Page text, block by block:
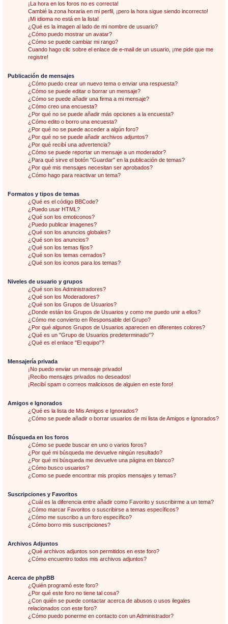
¡La hora en los foros no es correcta!
Cambié la zona horaria en mi perfil, ¡pero la hora sigue siendo incorrecto!
¡Mi idioma no está en la lista!
¿Qué es la imagen al lado de mi nombre de usuario?
¿Cómo puedo mostrar un avatar?
¿Cómo se puede cambiar mi rango?
Cuando hago clic sobre el enlace de e-mail de un usuario, ¡me pide que me
registre!
Publicación de mensajes
¿Cómo puedo crear un nuevo tema o enviar una respuesta?
¿Cómo se puede editar o borrar un mensaje?
¿Cómo se puede añadir una firma a mi mensaje?
¿Cómo creo una encuesta?
¿Por qué no se puede añadir más opciones a la encuesta?
¿Cómo edito o borro una encuesta?
¿Por qué no se puede acceder a algún foro?
¿Por qué no se puede añadir archivos adjuntos?
¿Por qué recibí una advertencia?
¿Cómo se puede reportar un mensaje a un moderador?
¿Para qué sirve el botón "Guardar" en la publicación de temas?
¿Por qué mis mensajes necesitan ser aprobados?
¿Cómo hago para reactivar un tema?
Formatos y tipos de temas
¿Qué es el código BBCode?
¿Puedo usar HTML?
¿Qué son los emoticonos?
¿Puedo publicar imagenes?
¿Qué son los anuncios globales?
¿Qué son los anuncios?
¿Qué son los temas fijos?
¿Qué son los temas cerrados?
¿Qué son los iconos para los temas?
Niveles de usuario y grupos
¿Qué son los Administradores?
¿Qué son los Moderadores?
¿Qué son los Grupos de Usuarios?
¿Donde están los Grupos de Usuarios y como me puedo unir a ellos?
¿Cómo me convierto en Responsable del Grupo?
¿Por qué algunos Grupos de Usuarios aparecen en diferentes colores?
¿Qué es un "Grupo de Usuarios predeterminado"?
¿Qué es el enlace "El equipo"?
Mensajería privada
¡No puedo enviar un mensaje privado!
¡Recibo mensajes privados no deseados!
¡Recibí spam o correos maliciosos de alguien en este foro!
Amigos e Ignorados
¿Qué es la lista de Mis Amigos e Ignorados?
¿Cómo se puede añadir o borrar usuarios de mi lista de Amigos e Ignorados?
Búsqueda en los foros
¿Cómo se puede buscar en uno o varios foros?
¿Por qué mi búsqueda me devuelve ningún resultado?
¿Por qué mi búsqueda me devuelve una página en blanco?
¿Cómo busco usuarios?
¿Como se puede encontrar mis propios mensajes y temas?
Suscripciones y Favoritos
¿Cuál es la diferencia entre añadir como Favorito y suscribirme a un tema?
¿Cómo marcar Favoritos o suscribirse a temas específicos?
¿Cómo me suscribo a un foro específico?
¿Cómo borro mis suscripciones?
Archivos Adjuntos
¿Qué archivos adjuntos son permitidos en este foro?
¿Cómo encuentro todos mis archivos adjuntos?
Acerca de phpBB
¿Quién programó este foro?
¿Por qué este foro no tiene tal cosa?
¿Con quién se puede contactar acerca de abusos o usos ilegales
relacionados con este foro?
¿Cómo puedo ponerme en contacto con un Administrador?